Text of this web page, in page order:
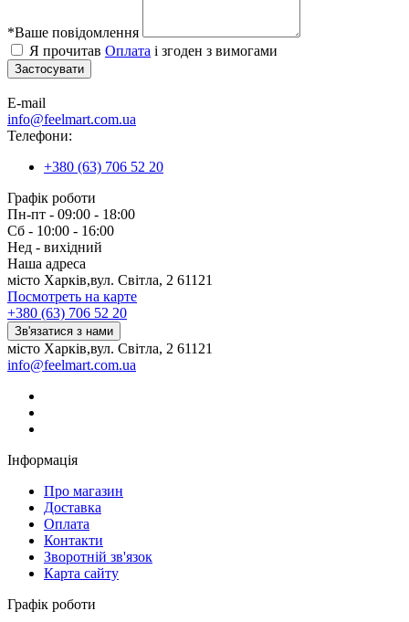
*Ваше повідомлення
Я прочитав Оплата і згоден з вимогами
E-mail
info@feelmart.com.ua
Телефони:
+380 (63) 706 52 20
Графік роботи
Пн-пт - 09:00 - 18:00
Сб - 10:00 - 16:00
Нед - вихідний
Наша адреса
місто Харків,вул. Світла, 2 61121
Посмотреть на карте
+380 (63) 706 52 20
Зв'язатися з нами
місто Харків,вул. Світла, 2 61121
info@feelmart.com.ua
Інформація
Про магазин
Доставка
Оплата
Контакти
Зворотній зв'язок
Карта сайту
Графік роботи